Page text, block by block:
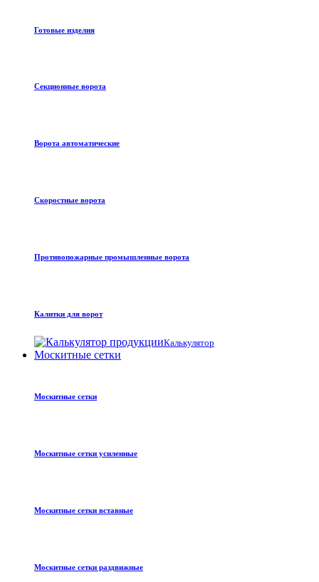
Готовые изделия
Секционные ворота
Ворота автоматические
Скоростные ворота
Противопожарные промышленные ворота
Калитки для ворот
Калькулятор
Москитные сетки
Москитные сетки
Москитные сетки усиленные
Москитные сетки вставные
Москитные сетки раздвижные